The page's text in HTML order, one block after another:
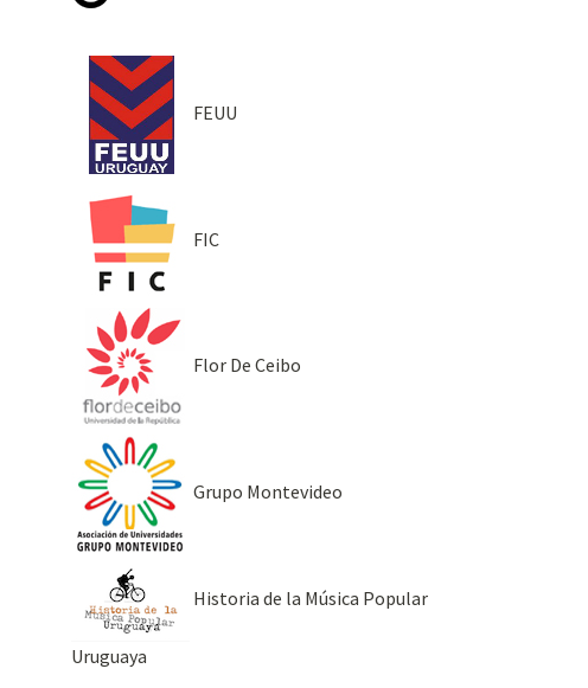
FEUU
FIC
Flor De Ceibo
Grupo Montevideo
Historia de la Música Popular
Uruguaya